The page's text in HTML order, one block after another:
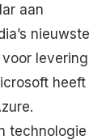
aan
nieuwste
levering
heeft
technologie